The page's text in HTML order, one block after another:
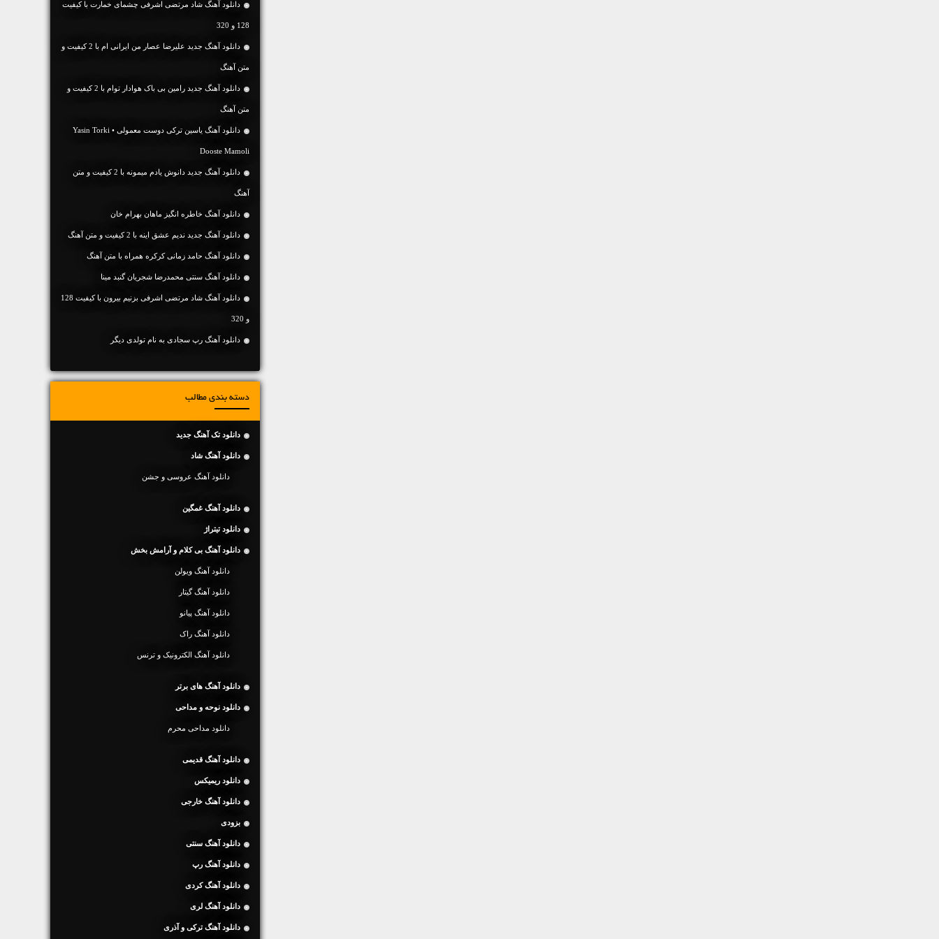
دانلود آهنگ شاد مرتضی اشرفی چشمای خمارت با کیفیت
128 و 320
دانلود آهنگ جديد علیرضا عصار من ایرانی ام با 2 کیفیت و
متن آهنگ
دانلود آهنگ جديد رامین بی باک هوادار توام با 2 کیفیت و
متن آهنگ
دانلود آهنگ یاسین ترکی دوست معمولی • Yasin Torki
Dooste Mamoli
دانلود آهنگ جديد دانوش یادم میمونه با 2 کیفیت و متن
آهنگ
دانلود آهنگ خاطره انگیز ماهان بهرام خان
دانلود آهنگ جديد ندیم عشق اینه با 2 کیفیت و متن آهنگ
دانلود آهنگ حامد زمانی کرکره همراه با متن آهنگ
دانلود آهنگ سنتی محمدرضا شجریان گنبد مینا
دانلود آهنگ شاد مرتضی اشرفی بزنیم بیرون با کیفیت 128
و 320
دانلود آهنگ رپ سجادی به نام تولدی دیگر
دسته بندی مطالب
دانلود تک آهنگ جدید
دانلود آهنگ شاد
دانلود آهنگ عروسی و جشن
دانلود آهنگ غمگین
دانلود تیتراژ
دانلود آهنگ بی کلام و آرامش بخش
دانلود آهنگ ویولن
دانلود آهنگ گیتار
دانلود آهنگ پیانو
دانلود آهنگ راک
دانلود آهنگ الکترونیک و ترنس
دانلود آهنگ های برتر
دانلود نوحه و مداحی
دانلود مداحی محرم
دانلود آهنگ قدیمی
دانلود ریمیکس
دانلود آهنگ خارجی
بزودی
دانلود آهنگ سنتی
دانلود آهنگ رپ
دانلود آهنگ کردی
دانلود آهنگ لری
دانلود آهنگ ترکی و آذری